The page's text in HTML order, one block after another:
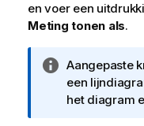
en voer een
Meting tonen als.
I
n
f
Aangepaste
een
het diagram